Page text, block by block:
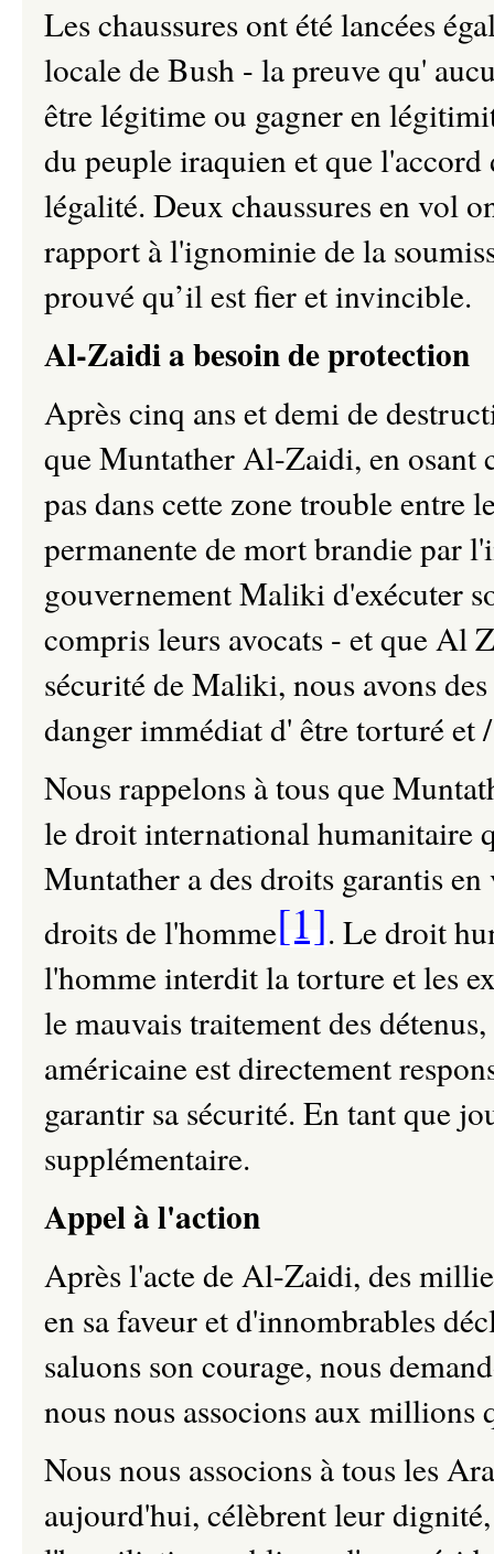
Les chaussures ont été lancées
locale de Bush - la preuve qu'
être légitime ou gagner en
du peuple iraquien et que
légalité. Deux chaussures en vol
rapport à l'ignominie de la
prouvé qu’il est fier et invincible.
Al-Zaidi a besoin de protection
Après cinq ans et demi de
que Muntather Al-Zaidi, en osant
pas dans cette zone trouble entre
permanente de mort brandie par
gouvernement Maliki d'exécuter
compris leurs avocats - et que Al
sécurité de Maliki, nous avons
danger immédiat d' être torturé et
Nous rappelons à tous que
le droit international humanitaire
Muntather a des droits garantis
droits de l'homme[1]. Le droit
l'homme interdit la torture et les
le mauvais traitement des
américaine est directement
garantir sa sécurité. En tant que
supplémentaire.
Appel à l'action
Après l'acte de Al-Zaidi, des
en sa faveur et d'innombrables
saluons son courage, nous
nous nous associons aux
Nous nous associons à tous les
aujourd'hui, célèbrent leur